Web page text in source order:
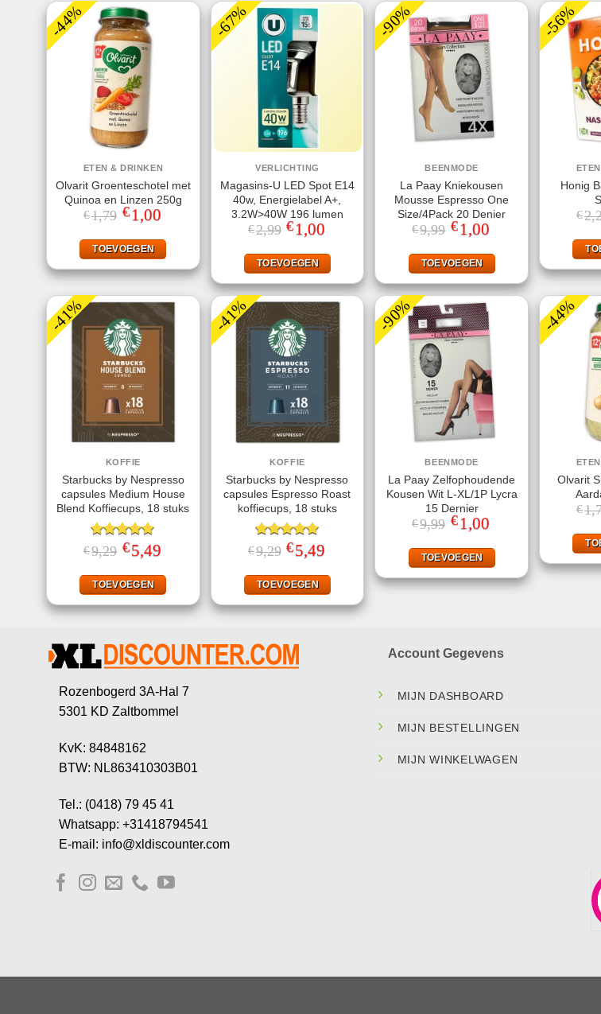
-44%
ETEN & DRINKEN
Olvarit Groenteschotel met
Quinoa en Linzen 250g
€1,79 Oorspronkelijke
prijs
€1,79.
€ 1,00Huidige
€1,00.
TOEVOEGEN
-67%
VERLICHTING
Magasins-U LED Spot E14
40w, Energielabel A+,
3.2W>40W 196 lumen
€2,99 Oorspronkelijke
prijs
€2,99.
€ 1,00
€1,00.
TOEVOEGEN
-90%
BEENMODE
La Paay Kniekousen
Mousse Espresso One
Size/4Pack 20 Denier
€9,99 Oorspronkelijke
prijs
€9,99.
€ 1,00Huidige
€1,00.
TOEVOEGEN
-56%
Honig
€
-41%
KOFFIE
Starbucks by Nespresso
capsules Medium House
Blend Koffiecups, 18 stuks
Gewaardeerd
5.00uit 5
€9,29 Oorspronkelijke
prijs
€9,29.
€5,49Huidige
€5,49.
TOEVOEGEN
-41%
KOFFIE
Starbucks by Nespresso
capsules Espresso Roast
koffiecups, 18 stuks
Gewaardeerd
5.00uit 5
€9,29 Oorspronkelijke
prijs
€9,29.
€5,49
€5,49.
TOEVOEGEN
-90%
BEENMODE
La Paay Zelfophoudende
Kousen Wit L-XL/1P Lycra
15 Dernier
€9,99 Oorspronkelijke
prijs
€9,99.
€ 1,00Huidige
€1,00.
TOEVOEGEN
-44%
Olvarit
€
Rozenbogerd 3A-Hal 7
5301 KD Zaltbommel
KvK: 84848162
BTW: NL863410303B01
Tel.: (0418) 79 45 41
Whatsapp: +31418794541
E-mail: info@xldiscounter.com
Account Gegevens
MIJN DASHBOARD
MIJN BESTELLINGEN
MIJN WINKELWAGEN